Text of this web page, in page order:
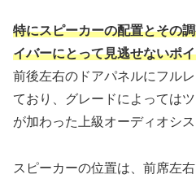
特にスピーカーの配置とその
イバーにとって見逃せないポ
前後左右のドアパネルにフル
ており、グレードによっては
が加わった上級オーディオシ
スピーカーの位置は、前席左